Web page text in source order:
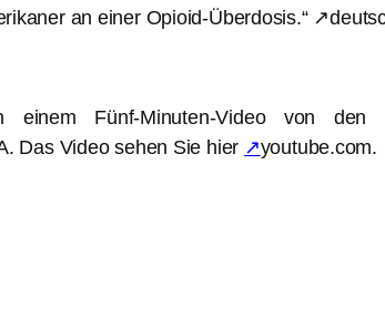
an einer Opioid-Überdosis.“
einem Fünf-Minuten-Video von
Das Video sehen Sie hier ↗youtube.com.